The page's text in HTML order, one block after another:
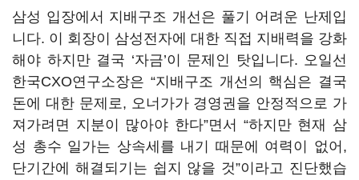
삼성 입장에서 지배구조 개선은 풀기 어려운 난제입
니다. 이 회장이 삼성전자에 대한 직접 지배력을 강화
해야 하지만 결국 ‘자금’이 문제인 탓입니다. 오일선
한국CXO연구소장은 “지배구조 개선의 핵심은 결국
돈에 대한 문제로, 오너가가 경영권을 안정적으로 가
져가려면 지분이 많아야 한다”면서 “하지만 현재 삼
성 총수 일가는 상속세를 내기 때문에 여력이 없어 ,
단기간에 해결되기는 쉽지 않을 것”이라고 진단했습